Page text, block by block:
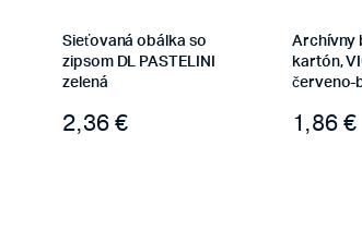
Sieťovaná obálka so
zipsom DL PASTELINI
zelená
2,36€
Archívny
kartón,
červeno-
1,86€